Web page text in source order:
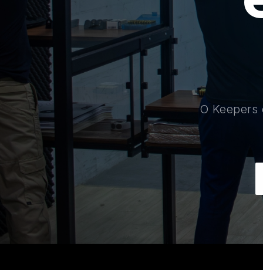
O